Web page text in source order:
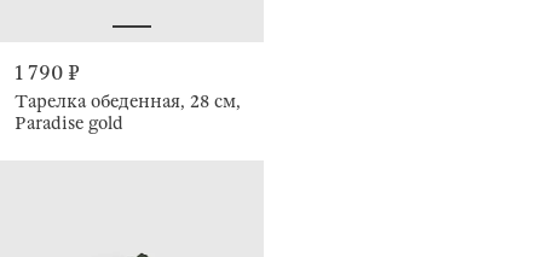
1 790 ₽
Тарелка обеденная, 28 см,
Paradise gold